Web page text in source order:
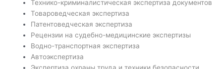
Технико-криминалистическая экспертиза документов
Товароведческая экспертиза
Патентоведческая экспертиза
Рецензии на судебно-медицинские экспертизы
Водно-транспортная экспертиза
Автоэкспертиза